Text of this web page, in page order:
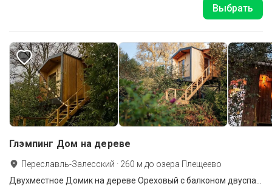
Выбрать
Глэмпинг Дом на дереве
Переславль-Залесский · 260 м до озера Плещеево